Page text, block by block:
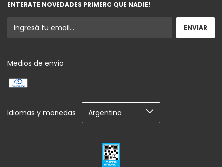
ENTERATE NOVEDADES PRIMERO QUE NADIE!
Medios de envío
Idiomas y monedas